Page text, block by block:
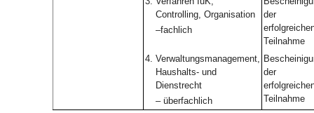
Controlling, Organisation
–fachlich
der
Teilnahme
4. Verwaltungsmanagement,
Haushalts- und
Dienstrecht
– überfachlich
der
Teilnahme